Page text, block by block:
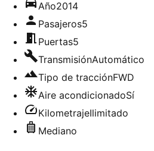
Año2014
Pasajeros5
Puertas5
TransmisiónAutomático
Tipo de tracciónFWD
Aire acondicionadoSí
KilometrajeIlimitado
Mediano